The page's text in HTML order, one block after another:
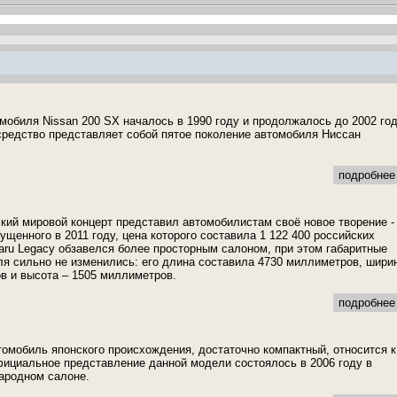
Nissan 200 SX началось в 1990 году и продолжалось до 2002
представляет собой пятое поколение автомобиля Ниссан
мировой концерт представил автомобилистам своё новое творение -
в 2011 году, цена которого составила 1 122 400 российских
Legacy обзавелся более просторным салоном, при этом габаритные
сильно не изменились: его длина составила 4730 миллиметров,
и высота – 1505 миллиметров.
японского происхождения, достаточно компактный, относится к
представление данной модели состоялось в 2006 году в
салоне.